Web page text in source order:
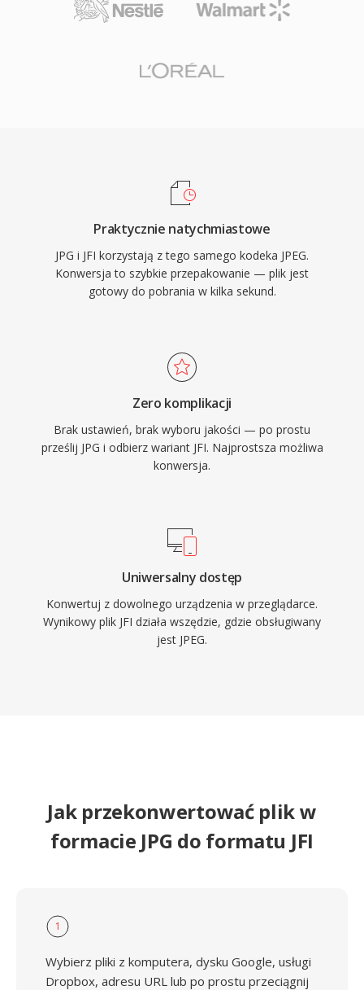
Praktycznie natychmiastowe
JPG i JFI korzystają z tego samego kodeka JPEG.
Konwersja to szybkie przepakowanie — plik jest
gotowy do pobrania w kilka sekund.
Zero komplikacji
Brak ustawień, brak wyboru jakości — po prostu
prześlij JPG i odbierz wariant JFI. Najprostsza możliwa
konwersja.
Uniwersalny dostęp
Konwertuj z dowolnego urządzenia w przeglądarce.
Wynikowy plik JFI działa wszędzie, gdzie obsługiwany
jest JPEG.
Jak przekonwertować plik w
formacie JPG do formatu JFI
1
Wybierz pliki z komputera, dysku Google, usługi
Dropbox, adresu URL lub po prostu przeciągnij